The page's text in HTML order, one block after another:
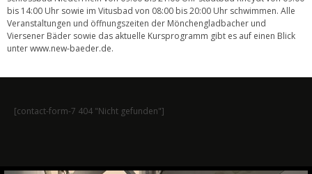
bis 14:00 Uhr sowie im Vitusbad von 08:00 bis 20:00 Uhr schwimmen. Alle
Veranstaltungen und öffnungszeiten der Mönchengladbacher und
Viersener Bäder sowie das aktuelle Kursprogramm gibt es auf einen Blick
unterwww.new-baeder.de.
[contact-form-7 404 "Nicht gefunden"]